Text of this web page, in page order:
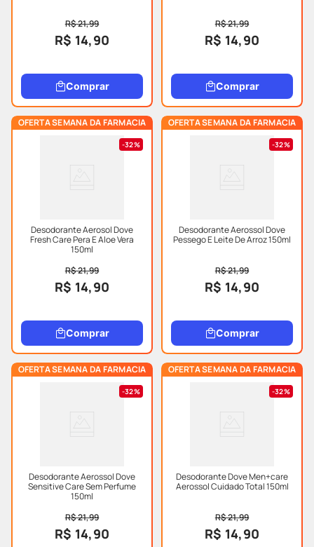
R$ 21,99
R$ 14,90
Comprar
R$ 21,99
R$ 14,90
Comprar
OFERTA SEMANA DA FARMACIA
32%
Desodorante Aerosol Dove
Fresh Care Pera E Aloe Vera
150ml
R$ 21,99
R$ 14,90
Comprar
OFERTA SEMANA DA FARMACIA
32%
Desodorante Aerossol Dove
Pessego E Leite De Arroz 150ml
R$ 21,99
R$ 14,90
Comprar
OFERTA SEMANA DA FARMACIA
32%
Desodorante Aerossol Dove
Sensitive Care Sem Perfume
150ml
R$ 21,99
R$ 14,90
OFERTA SEMANA DA FARMACIA
32%
Desodorante Dove Men+care
Aerossol Cuidado Total 150ml
R$ 21,99
R$ 14,90